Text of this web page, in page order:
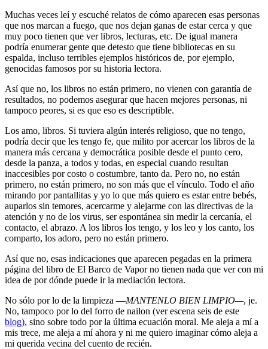
Muchas veces leí y escuché relatos de cómo aparecen esas personas
que nos marcan a fuego, que nos dejan ganas de estar cerca y que
muy poco tienen que ver libros, lecturas, etc. De igual manera
podría enumerar gente que detesto que tiene bibliotecas en su
espalda, incluso terribles ejemplos históricos de, por ejemplo,
genocidas famosos por su historia lectora.
Así que no, los libros no están primero, no vienen con garantía de
resultados, no podemos asegurar que hacen mejores personas, ni
tampoco peores, si es que eso es descriptible.
Los amo, libros. Si tuviera algún interés religioso, que no tengo,
podría decir que les tengo fe, que milito por acercar los libros de la
manera más cercana y democrática posible desde el punto cero,
desde la panza, a todos y todas, en especial cuando resultan
inaccesibles por costo o costumbre, tanto da. Pero no, no están
primero, no están primero, no son más que el vínculo. Todo el año
mirando por pantallitas y yo lo que más quiero es estar entre bebés,
auparlos sin temores, acercarme y alejarme con las directivas de la
atención y no de los virus, ser espontánea sin medir la cercanía, el
contacto, el abrazo. A los libros los tengo, y los leo y los canto, los
comparto, los adoro, pero no están primero.
Así que no, esas indicaciones que aparecen pegadas en la primera
página del libro de El Barco de Vapor no tienen nada que ver con mi
idea de por dónde puede ir la mediación lectora.
No sólo por lo de la limpieza —MANTENLO BIEN LIMPIO—, je.
No, tampoco por lo del forro de nailon (ver escena seis de este
blog), sino sobre todo por la última ecuación moral. Me aleja a mí a
mis trece, me aleja a mí ahora y ni me quiero imaginar cómo aleja a
mi querida vecina del cuento de recién.